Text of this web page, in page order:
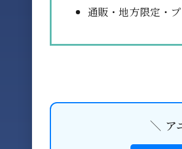
通販・地方限定・
＼ ア